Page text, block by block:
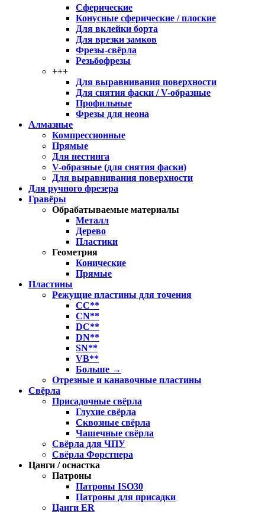
Сферические
Конусные сферические / плоские
Для вклейки борта
Для врезки замков
Фрезы-свёрла
Резьбофрезы
+++
Для выравнивания поверхности
Для снятия фаски / V-образные
Профильные
Фрезы для неона
Алмазные
Компрессионные
Прямые
Для нестинга
V-образные (для снятия фаски)
Для выравнивания поверхности
Для ручного фрезера
Гравёры
Обрабатываемые материалы
Металл
Дерево
Пластики
Геометрия
Конические
Прямые
Пластины
Режущие пластины для точения
CC**
CN**
DC**
DN**
SN**
VB**
Больше →
Отрезные и канавочные пластины
Свёрла
Присадочные свёрла
Глухие свёрла
Сквозные свёрла
Чашечные свёрла
Свёрла для ЧПУ
Свёрла Форстнера
Цанги / оснастка
Патроны
Патроны ISO30
Патроны для присадки
Цанги ER